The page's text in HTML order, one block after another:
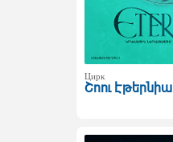
Цирк
Շոու Էթերնիա